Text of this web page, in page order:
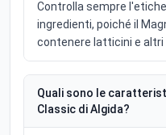
Controlla sempre
ingredienti, poiché il
contenere latticini e altri
Quali sono le
Classic di Algida?